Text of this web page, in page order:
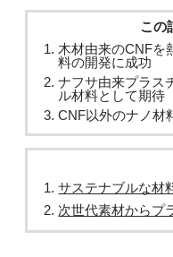
この
木材由来のCNFを
料の開発に成功
ナフサ由来プラス
ル材料として期待
CNF以外のナノ材
サステナブルな材
次世代素材からプ